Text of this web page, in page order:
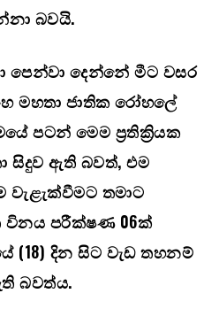
බවයි.
දෙන්නේ මීට වසර
මහතා ජාතික රෝහලේ
පටන් මෙම ප්‍රතික්‍රියක
සිදුව ඇති බවත්, එම
තමාට
විනය පරීක්ෂණ 06ක්
(18) දින සිට වැඩ තහනම්
බවත්ය.